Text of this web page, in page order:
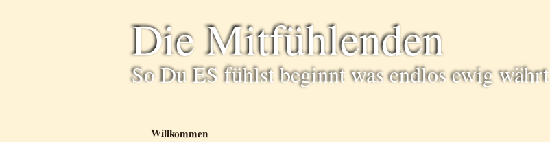
Die Mitfühlenden
So Du ES fühlst beginnt was endlos ewig währt
Willkommen